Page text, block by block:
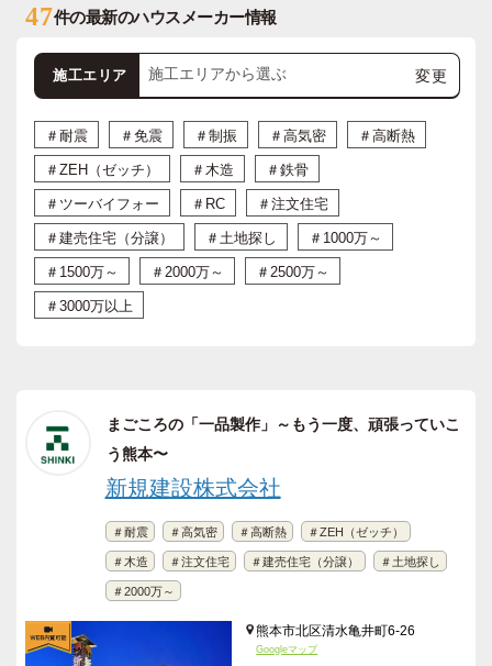
47件の最新のハウスメーカー情報
施工エリア 変更
＃耐震 ＃免震 ＃制振 ＃高気密 ＃高断熱
＃ZEH（ゼッチ） ＃木造 ＃鉄骨
＃ツーバイフォー ＃RC ＃注文住宅
＃建売住宅（分譲） ＃土地探し ＃1000万～
＃1500万～ ＃2000万～ ＃2500万～
＃3000万以上
まごころの「一品製作」～もう一度、頑張っていこ
う熊本〜
新規建設株式会社
＃耐震 ＃高気密 ＃高断熱 ＃ZEH（ゼッチ）
＃木造 ＃注文住宅 ＃建売住宅（分譲） ＃土地探し
＃2000万～
熊本市北区清水亀井町6-26
Googleマップ